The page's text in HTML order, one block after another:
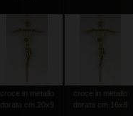
croce in metallo
dorata cm.20x9
croce in metallo
dorata cm.16x8